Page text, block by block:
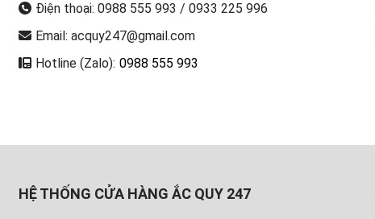
Điện thoại: 0988 555 993 / 0933 225 996
Email: acquy247@gmail.com
Hotline (Zalo): 0988 555 993
HỆ THỐNG CỬA HÀNG ẮC QUY 247